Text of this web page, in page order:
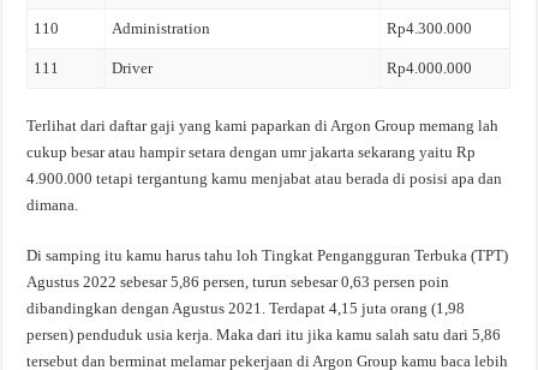
110 Administration Rp4.300.000
111 Driver Rp4.000.000
Terlihat dari daftar gaji yang kami paparkan di Argon Group memang lah
cukup besar atau hampir setara dengan umr jakarta sekarang yaitu Rp
4.900.000 tetapi tergantung kamu menjabat atau berada di posisi apa dan
dimana.
Di samping itu kamu harus tahu loh Tingkat Pengangguran Terbuka (TPT)
Agustus 2022 sebesar 5,86 persen, turun sebesar 0,63 persen poin
dibandingkan dengan Agustus 2021. Terdapat 4,15 juta orang (1,98
persen) penduduk usia kerja. Maka dari itu jika kamu salah satu dari 5,86
tersebut dan berminat melamar pekerjaan di Argon Group kamu baca lebih